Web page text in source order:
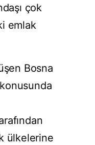
çok
emlak
Bosna
ülkelerine